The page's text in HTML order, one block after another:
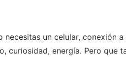
un celular, conexión
curiosidad, energía. Pero que